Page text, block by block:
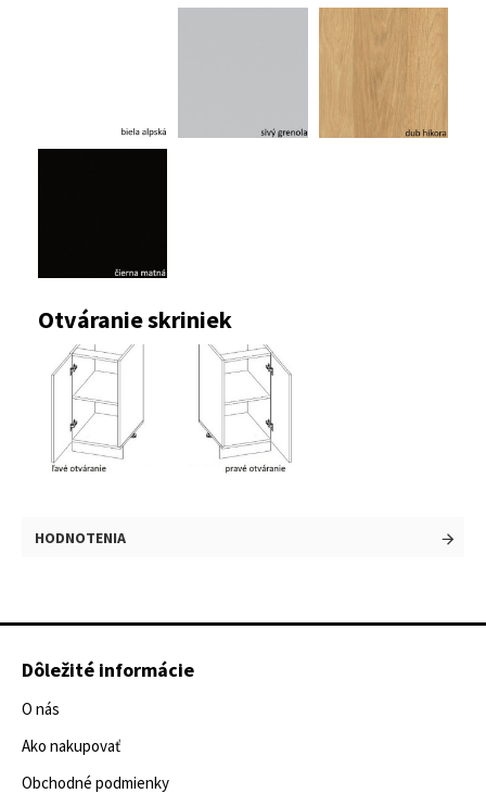
Otváranie skriniek
HODNOTENIA
Dôležité informácie
O nás
Ako nakupovať
Obchodné podmienky